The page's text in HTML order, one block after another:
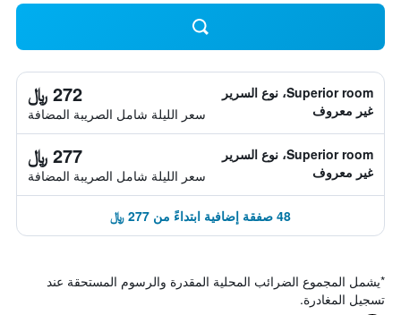
Superior room، نوع السرير
غير معروف
272 ﷼
سعر الليلة شامل الصريبة المضافة
Superior room، نوع السرير
غير معروف
277 ﷼
سعر الليلة شامل الصريبة المضافة
48 صفقة إضافية ابتداءً من 277 ﷼
*يشمل المجموع الضرائب المحلية المقدرة والرسوم المستحقة عند
تسجيل المغادرة.